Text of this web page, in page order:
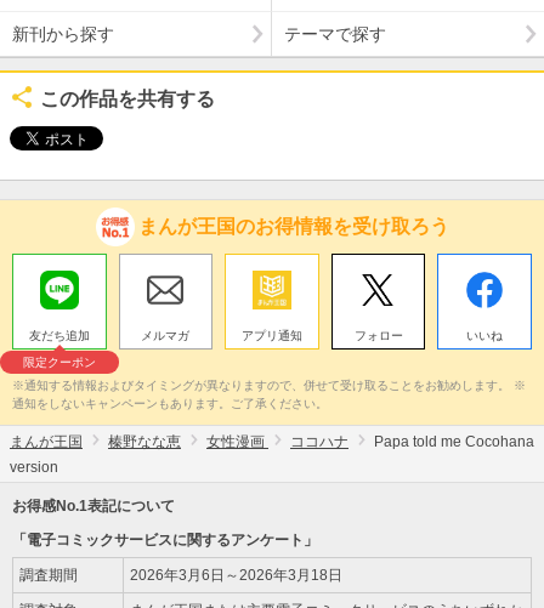
新刊から探す テーマで探す
この作品を共有する
まんが王国のお得情報を受け取ろう
友だち追加
限定クーポン
メルマガ アプリ通知 フォロー いいね
※通知する情報およびタイミングが異なりますので、併せて受け取ることをお勧めします。 ※
通知をしないキャンペーンもあります。ご了承ください。
まんが王国 榛野なな恵 女性漫画 ココハナ
Papa told me Cocohana
version
お得感No.1表記について
「電子コミックサービスに関するアンケート」
調査期間 2026年3月6日～2026年3月18日